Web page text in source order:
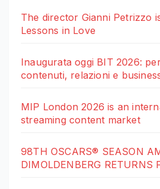
The director Gianni Petrizzo
Lessons in Love
Inaugurata oggi BIT 2026:
contenuti, relazioni e
MIP London 2026 is an
streaming content market
98TH OSCARS® SEASON
DIMOLDENBERG RETURNS